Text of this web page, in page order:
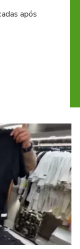
após